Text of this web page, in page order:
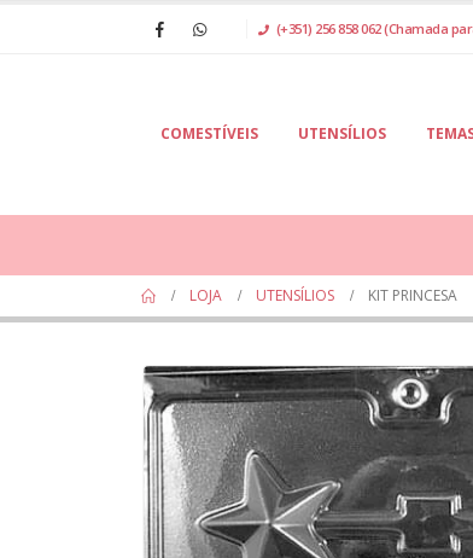
(+351) 256 858 062 (Chamada
COMESTÍVEIS UTENSÍLIOS
LOJA UTENSÍLIOS KIT PRINCESA